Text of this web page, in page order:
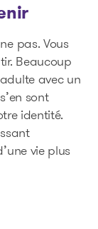
pas. Vous
Beaucoup
avec un
sont
identité.
vie plus